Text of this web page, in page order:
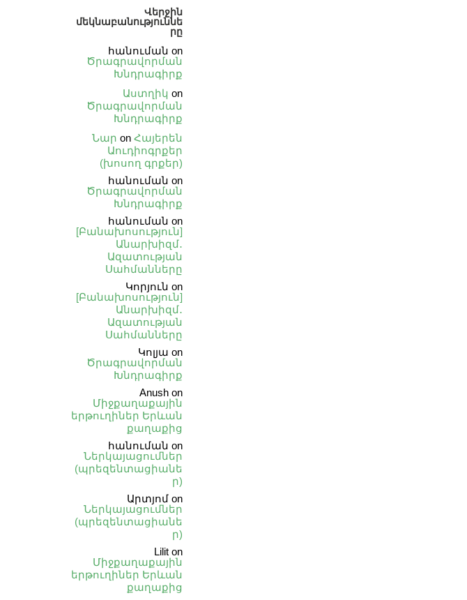
Վերջին
մեկնաբանություննե
րը
հանուման on
Ծրագրավորման
Խնդրագիրք
Աստղիկ on
Ծրագրավորման
Խնդրագիրք
Նար on Հայերեն
Աուդիոգրքեր
(խոսող գրքեր)
հանուման on
Ծրագրավորման
Խնդրագիրք
հանուման on
[Բանախոսություն]
Անարխիզմ․
Ազատության
Սահմանները
Կորյուն on
[Բանախոսություն]
Անարխիզմ․
Ազատության
Սահմանները
Կոլյա on
Ծրագրավորման
Խնդրագիրք
Anush on
Միջքաղաքային
երթուղիներ Երևան
քաղաքից
հանուման on
Ներկայացումներ
(պրեզենտացիանե
ր)
Արտյոմ on
Ներկայացումներ
(պրեզենտացիանե
ր)
Lilit on
Միջքաղաքային
երթուղիներ Երևան
քաղաքից